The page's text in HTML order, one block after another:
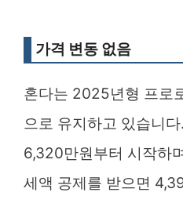
가격 변동 없음
혼다는 2025년형 프로
으로 유지하고 있습니
6,320만원부터 시작하
세액 공제를 받으면